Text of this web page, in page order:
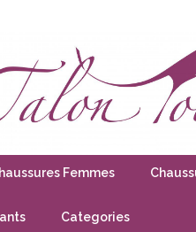
Femmes
Categories